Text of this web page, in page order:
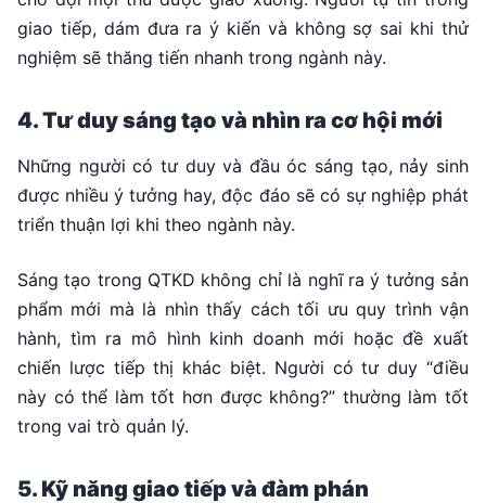
giao tiếp, dám đưa ra ý kiến và không sợ sai khi thử
nghiệm sẽ thăng tiến nhanh trong ngành này.
4. Tư duy sáng tạo và nhìn ra cơ hội mới
Những người có tư duy và đầu óc sáng tạo, nảy sinh
được nhiều ý tưởng hay, độc đáo sẽ có sự nghiệp phát
triển thuận lợi khi theo ngành này.
Sáng tạo trong QTKD không chỉ là nghĩ ra ý tưởng sản
phẩm mới mà là nhìn thấy cách tối ưu quy trình vận
hành, tìm ra mô hình kinh doanh mới hoặc đề xuất
chiến lược tiếp thị khác biệt. Người có tư duy “điều
này có thể làm tốt hơn được không?” thường làm tốt
trong vai trò quản lý.
5. Kỹ năng giao tiếp và đàm phán